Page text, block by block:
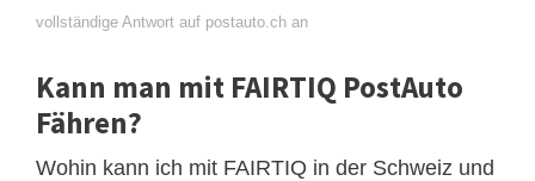
vollständige Antwort auf postauto.ch an
Kann man mit FAIRTIQ PostAuto
Fähren?
Wohin kann ich mit FAIRTIQ in der Schweiz und